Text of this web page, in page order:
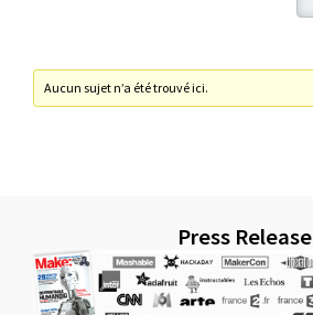
Aucun sujet n’a été trouvé ici.
Press Release